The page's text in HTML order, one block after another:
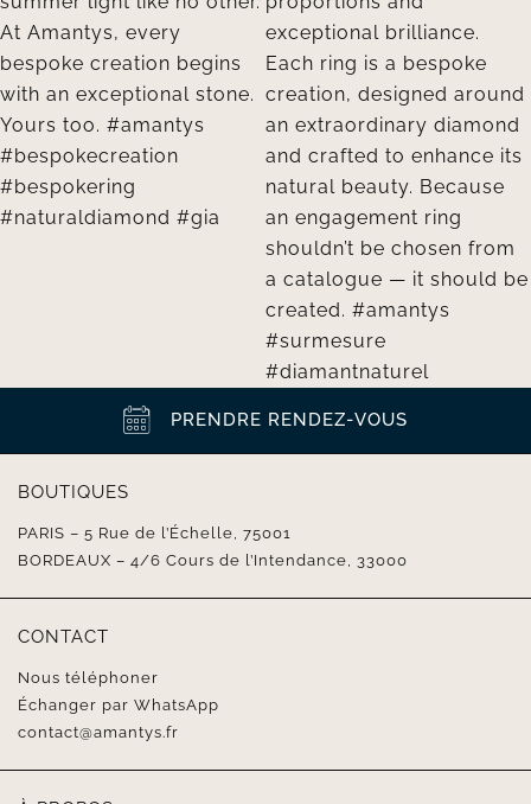
PRENDRE RENDEZ-VOUS
BOUTIQUES
PARIS – 5 Rue de l’Échelle, 75001
BORDEAUX – 4/6 Cours de l’Intendance, 33000
CONTACT
Nous téléphoner
Échanger par WhatsApp
contact@amantys.fr